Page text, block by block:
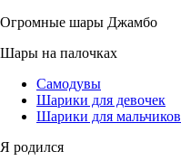
Огромные шары Джамбо
Шары на палочках
Самодувы
Шарики для девочек
Шарики для мальчиков
Я родился